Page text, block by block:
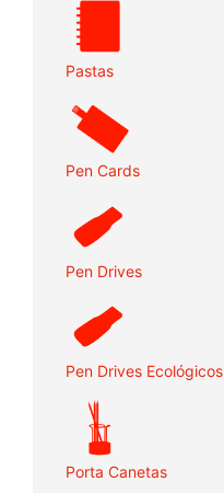
Pastas
Pen Cards
Pen Drives
Pen Drives Ecológicos
Porta Canetas